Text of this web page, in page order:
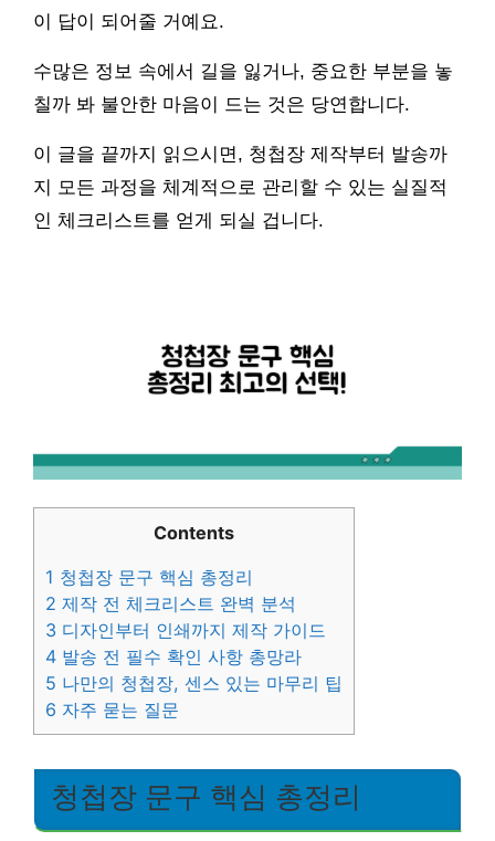
이 답이 되어줄 거예요.
수많은 정보 속에서 길을 잃거나, 중요한 부분을 놓
칠까 봐 불안한 마음이 드는 것은 당연합니다.
이 글을 끝까지 읽으시면, 청첩장 제작부터 발송까
지 모든 과정을 체계적으로 관리할 수 있는 실질적
인 체크리스트를 얻게 되실 겁니다.
Contents
1 청첩장 문구 핵심 총정리
2 제작 전 체크리스트 완벽 분석
3 디자인부터 인쇄까지 제작 가이드
4 발송 전 필수 확인 사항 총망라
5 나만의 청첩장, 센스 있는 마무리 팁
6 자주 묻는 질문
청첩장 문구 핵심 총정리